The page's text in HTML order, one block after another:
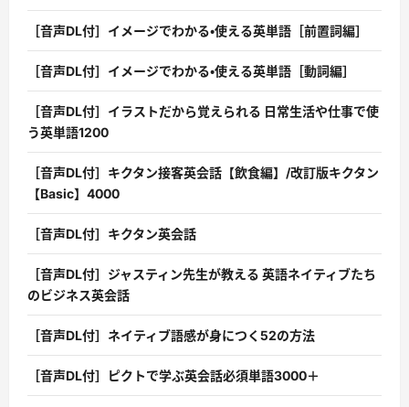
［音声DL付］イメージでわかる・使える英単語［前置詞編］
［音声DL付］イメージでわかる・使える英単語［動詞編］
［音声DL付］イラストだから覚えられる 日常生活や仕事で使
う英単語1200
［音声DL付］キクタン接客英会話【飲食編】/改訂版キクタン
【Basic】4000
［音声DL付］キクタン英会話
［音声DL付］ジャスティン先生が教える 英語ネイティブたち
のビジネス英会話
［音声DL付］ネイティブ語感が身につく52の方法
［音声DL付］ピクトで学ぶ英会話必須単語3000＋